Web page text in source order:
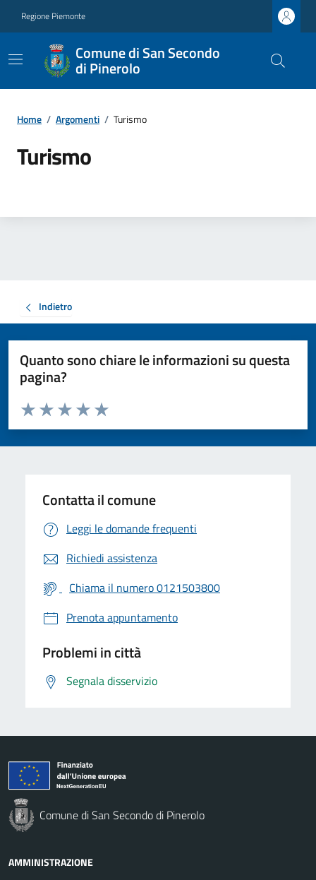
Regione Piemonte
Comune di San Secondo
di Pinerolo
Home / Argomenti / Turismo
Turismo
Indietro
Quanto sono chiare le informazioni su questa
pagina?
Valuta da 1 a 5 stelle la pagina
Valuta 5 stelle su 5
Valuta 4 stelle su 5
Valuta 3 stelle su 5
Valuta 2 stelle su 5
Valuta 1 stelle su 5
Contatta il comune
Leggi le domande frequenti
Richiedi assistenza
Chiama il numero 0121503800
Prenota appuntamento
Problemi in città
Segnala disservizio
Comune di San Secondo di Pinerolo
AMMINISTRAZIONE